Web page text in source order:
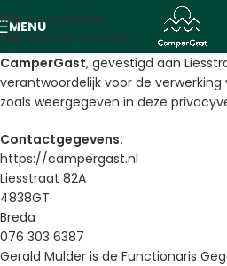
Skip to navigation
Skip to main content
MENU
CamperGast, gevestigd aan
verantwoordelijk voor de
zoals weergegeven in deze
Contactgegevens:
https://campergast.nl
Liesstraat 82A
4838GT
Breda
076 303 6387
Gerald Mulder is de Functionaris